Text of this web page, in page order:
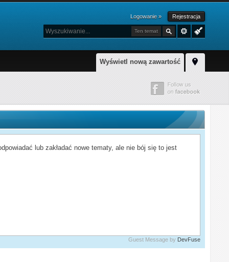
Logowanie » Rejestracja
Ten temat
Wyświetl nową zawartość
lub zakładać nowe tematy, ale nie bój się to jest
Guest Message by DevFuse